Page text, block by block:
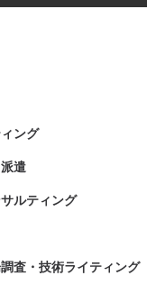
ング
遣
ルティング
査・技術ライティング